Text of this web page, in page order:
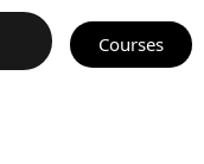
Courses